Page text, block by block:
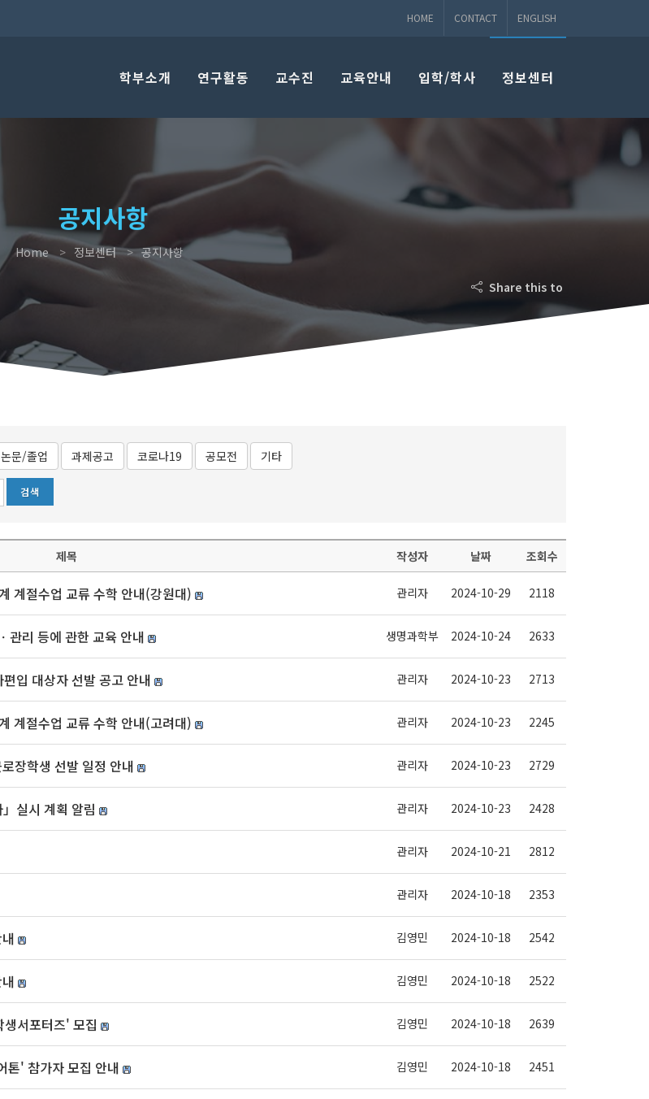
HOME CONTACT ENGLISH
학부소개 연구활동 교수진 교육안내 입학/학사 정보센터
공지사항
Home 정보센터 공지사항
Share this to
논문/졸업 과제공고 코로나19 공모전 기타
제목 작성자 날짜 조회수
계절수업 교류 수학 안내(강원대) 관리자 2024-10-29 2118
관리 등에 관한 교육 안내 생명과학부 2024-10-24 2633
입 대상자 선발 공고 안내 관리자 2024-10-23 2713
계절수업 교류 수학 안내(고려대) 관리자 2024-10-23 2245
장학생 선발 일정 안내 관리자 2024-10-23 2729
실시 계획 알림 관리자 2024-10-23 2428
관리자 2024-10-21 2812
관리자 2024-10-18 2353
김영민 2024-10-18 2542
김영민 2024-10-18 2522
서포터즈' 모집 김영민 2024-10-18 2639
톤' 참가자 모집 안내 김영민 2024-10-18 2451